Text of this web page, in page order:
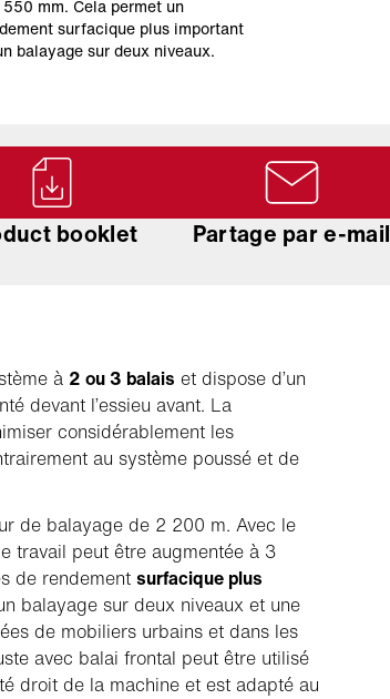
mm. Cela permet un
surfacique plus important
balayage sur deux niveaux.
booklet Partage par e-mail
à 2 ou 3 balais et dispose d’un
devant l’essieu avant. La
considérablement les
au système poussé et de
de balayage de 2 200 m. Avec le
travail peut être augmentée à 3
de rendement surfacique plus
balayage sur deux niveaux et une
de mobiliers urbains et dans les
avec balai frontal peut être utilisé
droit de la machine et est adapté au